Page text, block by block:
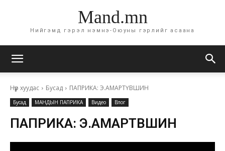
Mand.mn
Нийгэмд гэрэл нэмнэ-Оюуны гэрлийг асаана
Нүүр хуудас Бусад ПАПРИКА: Э.АМАРТҮВШИН
Бусад МАНДЫН ПАПРИКА Видео Влог
ПАПРИКА: Э.АМАРТҮВШИН